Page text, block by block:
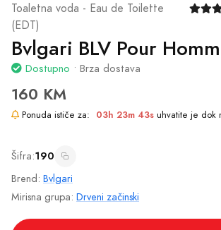
Toaletna voda - Eau de Toilette
(EDT)
Bvlgari BLV Pour
Dostupno • Brza dostava
160 KM
Ponuda ističe za: 03h 23m 42s uhvatite je dok
Šifra:190
Brend: Bvlgari
Mirisna grupa: Drveni začinski